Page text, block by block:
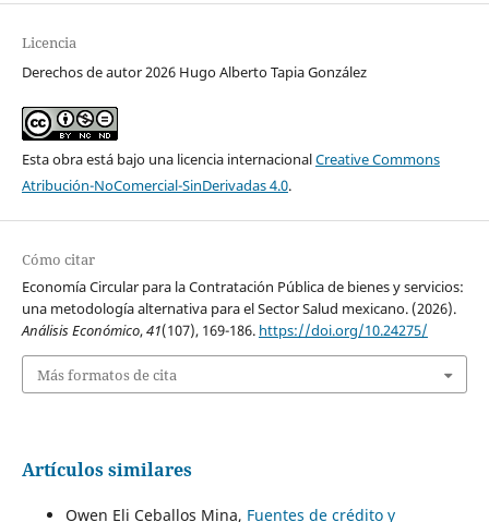
Licencia
Derechos de autor 2026 Hugo Alberto Tapia González
Esta obra está bajo una licencia internacionalCreative Commons
Atribución-NoComercial-SinDerivadas 4.0.
Cómo citar
Economía Circular para la Contratación Pública de bienes y servicios:
una metodología alternativa para el Sector Salud mexicano. (2026).
Análisis Económico,41(107), 169-186. https://doi.org/10.24275/
Más formatos de cita
Artículos similares
Owen Eli Ceballos Mina, Fuentes de crédito y